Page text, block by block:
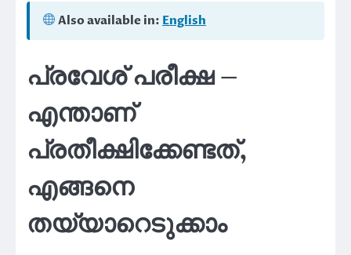
Also available in: English
പ്രവേശ് പരീക്ഷ –
എന്താണ്
പ്രതീക്ഷിക്കേണ്ടത്,
എങ്ങനെ
തയ്യാറെടുക്കാം